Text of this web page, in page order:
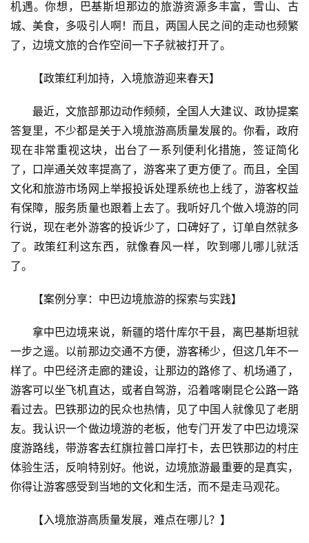
机遇。你想，巴基斯坦那边的旅游资源多丰富，雪山、古
城、美食，多吸引人啊！而且，两国人民之间的走动也频繁
了，边境文旅的合作空间一下子就被打开了。
【政策红利加持，入境旅游迎来春天】
最近，文旅部那边动作频频，全国人大建议、政协提案
答复里，不少都是关于入境旅游高质量发展的。你看，政府
现在非常重视这块，出台了一系列便利化措施，签证简化
了，口岸通关效率提高了，游客来了更方便了。而且，全国
文化和旅游市场网上举报投诉处理系统也上线了，游客权益
有保障，服务质量也跟着上去了。我听好几个做入境游的同
行说，现在老外游客的投诉少了，口碑好了，订单自然就多
了。政策红利这东西，就像春风一样，吹到哪儿哪儿就活
了。
【案例分享：中巴边境旅游的探索与实践】
拿中巴边境来说，新疆的塔什库尔干县，离巴基斯坦就
一步之遥。以前那边交通不方便，游客稀少，但这几年不一
样了。中巴经济走廊的建设，让那边的路修了、机场通了，
游客可以坐飞机直达，或者自驾游，沿着喀喇昆仑公路一路
看过去。巴铁那边的民众也热情，见了中国人就像见了老朋
友。我认识一个做边境游的老板，他专门开发了中巴边境深
度游路线，带游客去红旗拉普口岸打卡，去巴铁那边的村庄
体验生活，反响特别好。他说，边境旅游最重要的是真实，
你得让游客感受到当地的文化和生活，而不是走马观花。
【入境旅游高质量发展，难点在哪儿？】